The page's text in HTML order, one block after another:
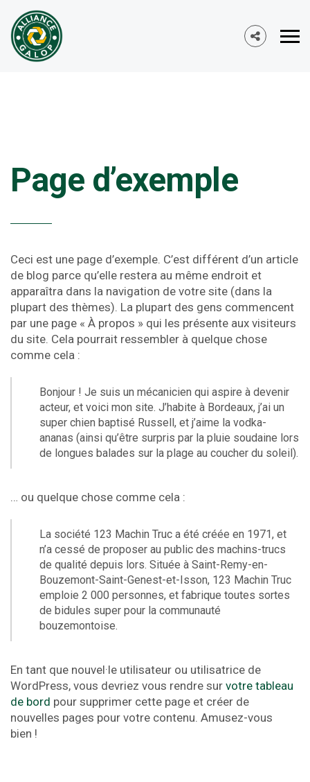
Page d’exemple
Ceci est une page d’exemple. C’est différent d’un article
de blog parce qu’elle restera au même endroit et
apparaîtra dans la navigation de votre site (dans la
plupart des thèmes). La plupart des gens commencent
par une page « À propos » qui les présente aux visiteurs
du site. Cela pourrait ressembler à quelque chose
comme cela :
Bonjour ! Je suis un mécanicien qui aspire à devenir
acteur, et voici mon site. J’habite à Bordeaux, j’ai un
super chien baptisé Russell, et j’aime la vodka-
ananas (ainsi qu’être surpris par la pluie soudaine lors
de longues balades sur la plage au coucher du soleil).
… ou quelque chose comme cela :
La société 123 Machin Truc a été créée en 1971, et
n’a cessé de proposer au public des machins-trucs
de qualité depuis lors. Située à Saint-Remy-en-
Bouzemont-Saint-Genest-et-Isson, 123 Machin Truc
emploie 2 000 personnes, et fabrique toutes sortes
de bidules super pour la communauté
bouzemontoise.
En tant que nouvel·le utilisateur ou utilisatrice de
WordPress, vous devriez vous rendre sur votre tableau
de bord pour supprimer cette page et créer de
nouvelles pages pour votre contenu. Amusez-vous
bien !